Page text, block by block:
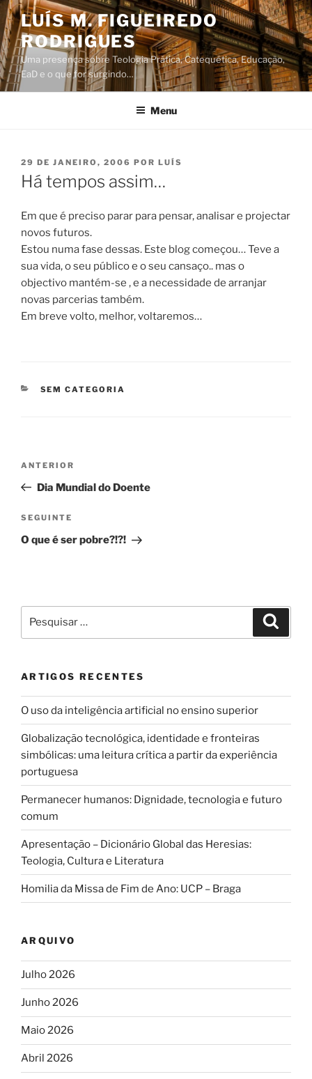
Saltar
para
o
conteúdo
LUÍS M. FIGUEIREDO
RODRIGUES
Uma presença sobre Teologia Prática, Catequética, Educação,
EaD e o que for surgindo…
Menu
PUBLICADO
EM
29 DE JANEIRO, 2006 POR LUÍS
Há tempos assim…
Em que é preciso parar para pensar, analisar e projectar
novos futuros.
Estou numa fase dessas. Este blog começou… Teve a
sua vida, o seu público e o seu cansaço.. mas o
objectivo mantém-se , e a necessidade de arranjar
novas parcerias também.
Em breve volto, melhor, voltaremos…
CATEGORIAS
SEM CATEGORIA
artigos
Conteúdo
anterior
ANTERIOR
Dia Mundial do Doente
Conteúdo
seguinte
SEGUINTE
O que é ser pobre?!?!
por:
ARTIGOS RECENTES
O uso da inteligência artificial no ensino superior
Globalização tecnológica, identidade e fronteiras
simbólicas: uma leitura crítica a partir da experiência
portuguesa
Permanecer humanos: Dignidade, tecnologia e futuro
comum
Apresentação – Dicionário Global das Heresias:
Teologia, Cultura e Literatura
Homilia da Missa de Fim de Ano: UCP – Braga
ARQUIVO
Julho 2026
Junho 2026
Maio 2026
Abril 2026